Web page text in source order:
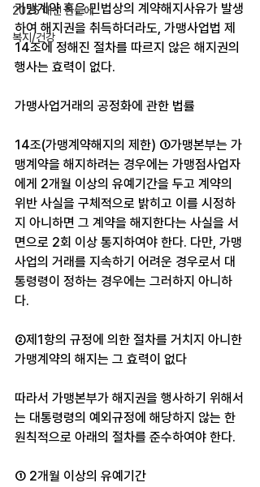
2025 대선 한눈에
복지/건강
가맹계약 혹은 민법상의 계약해지사유가 발생
하여 해지권을 취득하더라도, 가맹사업법 제
14조에 정해진 절차를 따르지 않은 해지권의
행사는 효력이 없다.
가맹사업거래의 공정화에 관한 법률
14조(가맹계약해지의 제한) ①가맹본부는 가
맹계약을 해지하려는 경우에는 가맹점사업자
에게 2개월 이상의 유예기간을 두고 계약의
위반 사실을 구체적으로 밝히고 이를 시정하
지 아니하면 그 계약을 해지한다는 사실을 서
면으로 2회 이상 통지하여야 한다. 다만, 가맹
사업의 거래를 지속하기 어려운 경우로서 대
통령령이 정하는 경우에는 그러하지 아니하
다.
②제1항의 규정에 의한 절차를 거치지 아니한
가맹계약의 해지는 그 효력이 없다
따라서 가맹본부가 해지권을 행사하기 위해서
는 대통령령의 예외규정에 해당하지 않는 한
원칙적으로 아래의 절차를 준수하여야 한다.
① 2개월 이상의 유예기간